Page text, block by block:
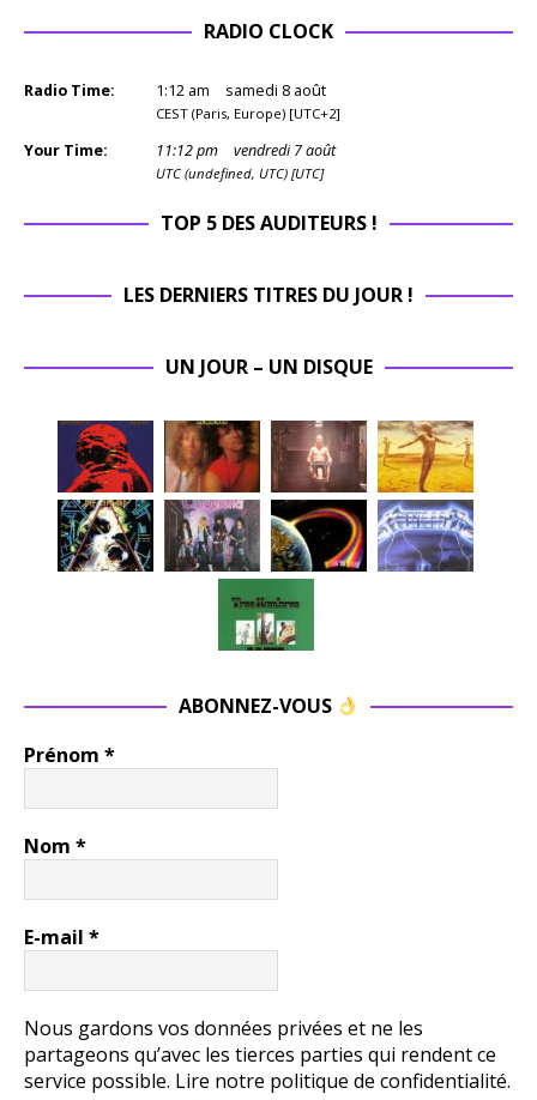
RADIO CLOCK
Radio Time: 1:12 am samedi 8 août
CEST (Paris, Europe) [UTC+2]
Your Time: 11:12pm vendredi 7 août
UTC (undefined, UTC) [UTC]
TOP 5 DES AUDITEURS !
LES DERNIERS TITRES DU JOUR !
UN JOUR – UN DISQUE
ABONNEZ-VOUS
Prénom *
Nom *
E-mail *
Nous gardons vos données privées et ne les
partageons qu’avec les tierces parties qui rendent ce
service possible. Lire notre politique de confidentialité.